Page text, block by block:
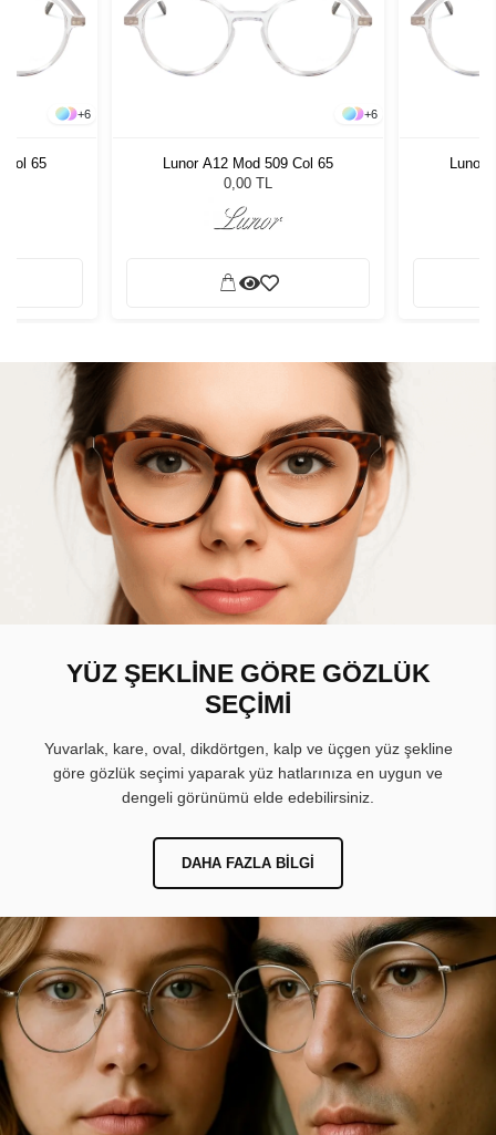
+6
Col 65
+6
Lunor A12 Mod 509 Col 65
0,00 TL
Lunor
YÜZ ŞEKLİNE GÖRE GÖZLÜK
SEÇİMİ
Yuvarlak, kare, oval, dikdörtgen, kalp ve üçgen yüz şekline
göre gözlük seçimi yaparak yüz hatlarınıza en uygun ve
dengeli görünümü elde edebilirsiniz.
DAHA FAZLA BILGI